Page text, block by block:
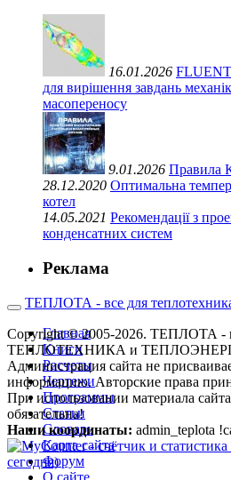
16.01.2026
для вирішення завдань
масопереносу
9.01.2026 Правила
28.12.2020 Оптимальна
котел
14.05.2021 Рекомендації з
конденсатних систем
Реклама
ТЕПЛОТА - все для
Главная
Книги
Расчеты
Чертежи
Программы
Статьи
Словарь
Карта сайта
Форум
О сайте
Copyright © 2005-2026. ТЕПЛОТА -
ТЕПЛОТЕХНИКА и
Администрация сайта не
информацию. Авторские права
При использовании материала
обязательна!
Наши координаты: admin_teplota